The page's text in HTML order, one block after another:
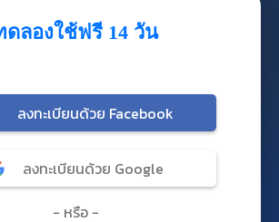
ดลองใช้ฟรี 14 วัน